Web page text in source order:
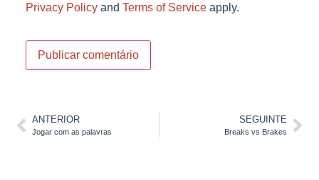
Privacy Policyand Terms of Serviceapply.
ANTERIOR
Jogar com as palavras
SEGUINTE
Breaks vs Brakes